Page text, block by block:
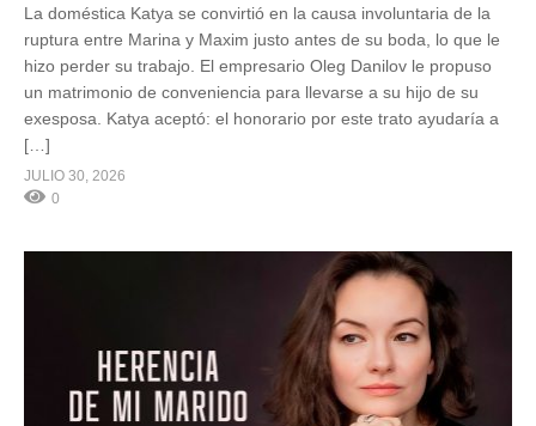
La doméstica Katya se convirtió en la causa involuntaria de la
ruptura entre Marina y Maxim justo antes de su boda, lo que le
hizo perder su trabajo. El empresario Oleg Danilov le propuso
un matrimonio de conveniencia para llevarse a su hijo de su
exesposa. Katya aceptó: el honorario por este trato ayudaría a
[…]
JULIO 30, 2026
0